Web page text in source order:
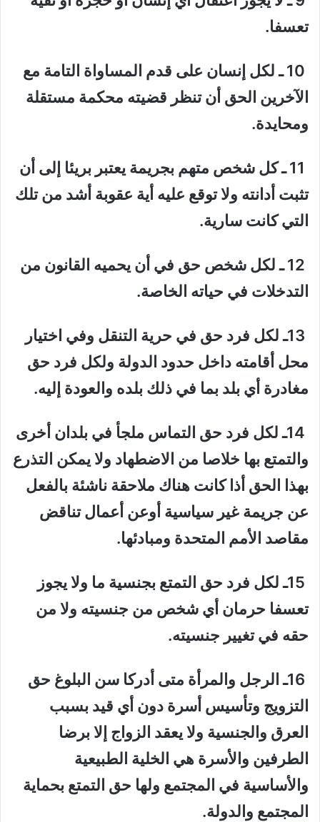
تعسفا.
10 ـ لكل إنسان على قدم المساواة التامة مع
الآخرين الحق أن تنظر قضيته محكمة مستقلة
ومحايدة.
11 ـ كل شخص متهم بجريمة يعتبر بريئا إلى أن
تثبت أدانته ولا توقع عليه أية عقوبة أشد من تلك
التي كانت سارية.
12 ـ لكل شخص حق في أن يحميه القانون من
التدخلات في حياته الخاصة.
13ـ لكل فرد حق في حرية التنقل وفي اختيار
محل أقامته داخل حدود الدولة ولكل فرد حق
مغادرة أي بلد بما في ذلك بلده والعودة إليه.
14ـ لكل فرد حق التماس ملجأ في بلدان أخرى
والتمتع بها خلاصا من الاضطهاد ولا يمكن التذرع
بهذا الحق أذا كانت هناك ملاحقة ناشئة بالفعل
عن جريمة غير سياسية أوعن أعمال تناقض
مقاصد الأمم المتحدة ومبادئها.
15ـ لكل فرد حق التمتع بجنسية ما ولا يجوز
تعسفا حرمان أي شخص من جنسيته ولا من
حقه في تغيير جنسيته.
16ـ الرجل والمرأة متى أدركا سن البلوغ حق
التزويج وتأسيس أسرة دون أي قيد بسبب
العرق والجنسية ولا يعقد الزواج إلا برضا
الطرفين والأسرة هي الخلية الطبيعية
والأساسية في المجتمع ولها حق التمتع بحماية
المجتمع والدولة.